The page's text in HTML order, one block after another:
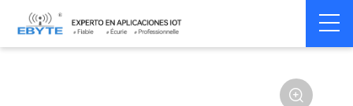
Home > Modem > Serial server/Ethernet Multi-serial server
